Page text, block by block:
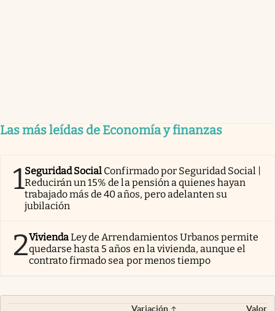
Las más leídas de Economía y finanzas
1Seguridad Social Confirmado por Seguridad Social |
Reducirán un 15% de la pensión a quienes hayan
trabajado más de 40 años, pero adelanten su
jubilación
2ViviendaLey de Arrendamientos Urbanos permite
quedarse hasta 5 años en la vivienda, aunque el
contrato firmado sea por menos tiempo
Variación
Valor